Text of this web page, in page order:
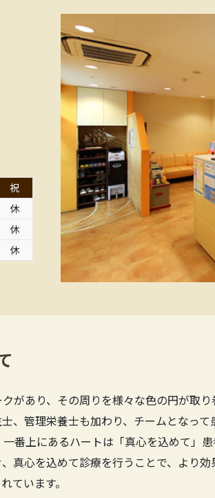
祝
休
休
休
があり、その周りを様々な色の円が取
、管理栄養士も加わり、チームとなっ
番上にあるハートは「真心を込めて」
真心を込めて診療を行うことで、より
ています。